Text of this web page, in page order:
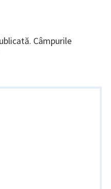
Câmpurile